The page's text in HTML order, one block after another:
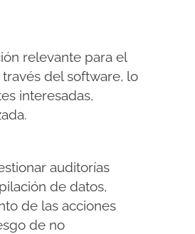
relevante para el
del software, lo
interesadas,
auditorías
de datos,
de las acciones
de no